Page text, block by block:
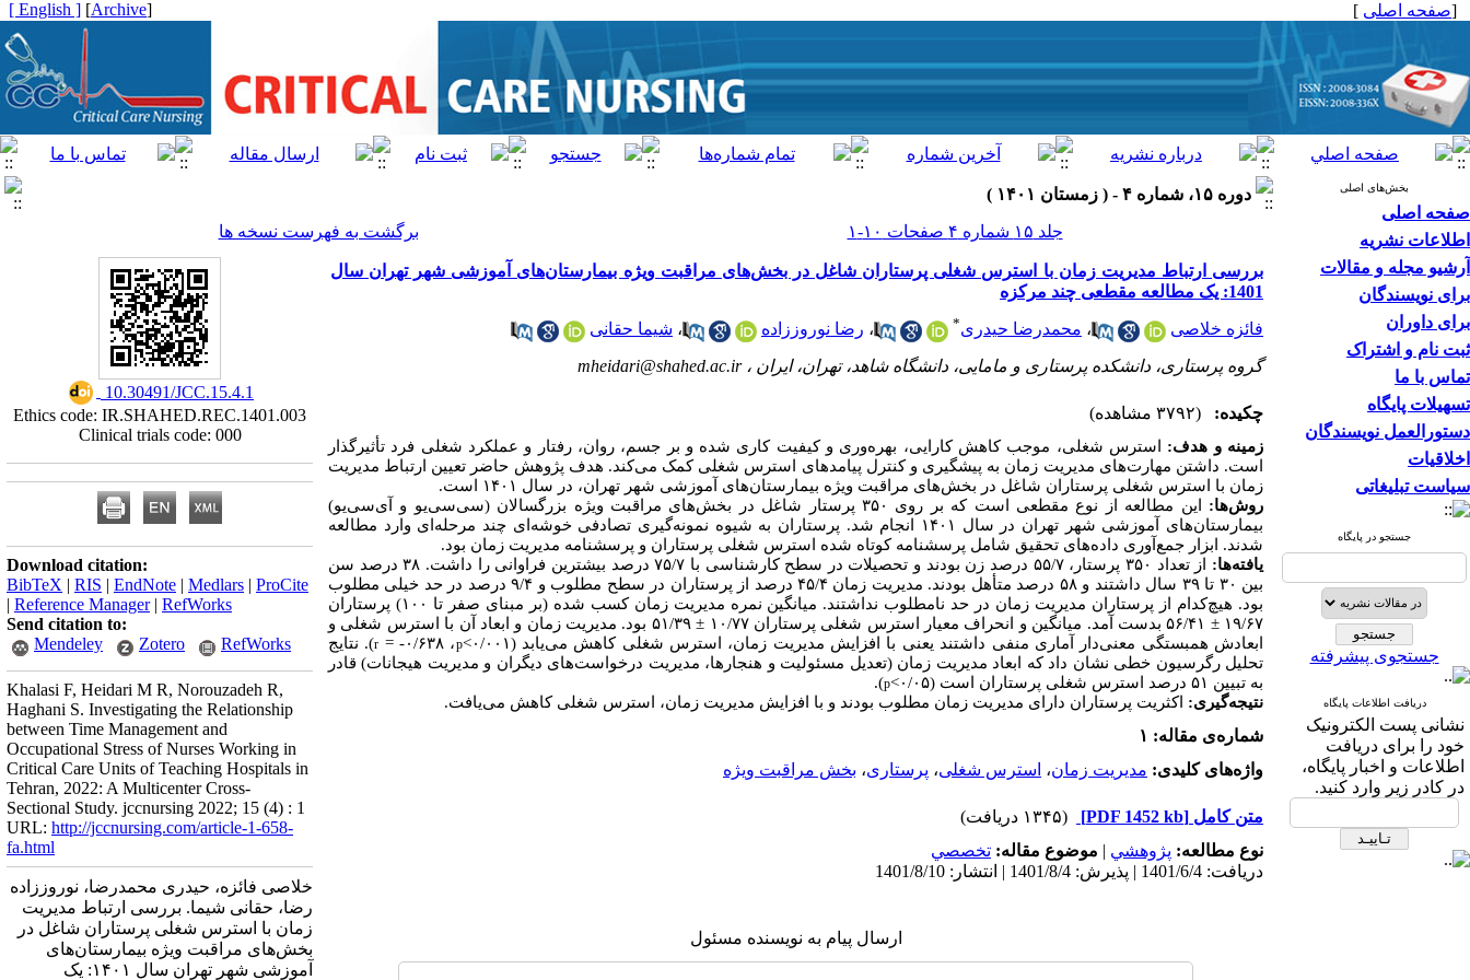
[صفحه اصلی ]
[
Archive
]
[ English ]
بخش‌های اصلی
صفحه اصلی
اطلاعات نشریه
آرشیو مجله و مقالات
برای نویسندگان
برای داوران
ثبت نام و اشتراک
تماس با ما
تسهیلات پایگاه
دستورالعمل نویسندگان
اخلاقیات
سیاست تبلیغاتی
جستجو در پایگاه
جستجوی پیشرفته
دریافت اطلاعات پایگاه
نشانی پست الکترونیک
خود را برای دریافت
اطلاعات و اخبار پایگاه،
در کادر زیر وارد کنید.
دوره ۱۵، شماره ۴ - ( زمستان ۱۴۰۱ )
جلد ۱۵ شماره ۴ صفحات ۱۰-۱
برگشت به فهرست نسخه ها
بررسی ارتباط مدیریت زمان با استرس شغلی پرستاران شاغل در بخش‌های مراقبت ویژه بیمارستان‌های آموزشی شهر تهران سال
1401: یک مطالعه مقطعی چند مرکزه
فائزه خلاصی ، محمدرضا حیدری* ، رضا نوروززاده ، شیما حقانی
گروه پرستاری، دانشکده پرستاری و مامایی، دانشگاه شاهد، تهران، ایران ،mheidari@shahed.ac.ir
چکیده: (۳۷۹۲ مشاهده)
زمینه و هدف:
استرس شغلی، موجب کاهش کارایی، بهره‌وری و کیفیت کاری شده و بر جسم، روان، رفتار و عملکرد شغلی فرد تأثیرگذار
است. داشتن مهارت‌های مدیریت زمان به پیشگیری و کنترل پیامدهای استرس شغلی کمک می‌کند. هدف پژوهش حاضر تعیین ارتباط مدیریت
زمان با استرس شغلی پرستاران شاغل در بخش‌های مراقبت ویژه بیمارستان‌های آموزشی شهر تهران، در سال ۱۴۰۱ است.
روش‌ها:
این مطالعه از نوع مقطعی است که بر روی ۳۵۰ پرستار شاغل در بخش‌های مراقبت ویژه بزرگسالان (سی‌سی‌یو و آی‌سی‌یو)
بیمارستان‌های آموزشی شهر تهران در سال ۱۴۰۱ انجام شد. پرستاران به شیوه نمونه‌گیری تصادفی خوشه‌ای چند مرحله‌ای وارد مطالعه
شدند. ابزار جمع‌آوری داده‌های تحقیق شامل پرسشنامه کوتاه شده استرس شغلی پرستاران و پرسشنامه مدیریت زمان بود.
یافته‌ها:
از تعداد ۳۵۰ پرستار،
۵۵/۷ درصد زن بودند و تحصیلات در سطح کارشناسی با ۷۵/۷ درصد بیشترین فراوانی را داشت. ۳۸ درصد سن
بین ۳۰ تا ۳۹ سال داشتند و ۵۸ درصد متأهل بودند.
مدیریت زمان ۴۵/۴ درصد از پرستاران در سطح مطلوب و ۹/۴ درصد در حد خیلی مطلوب
بود. هیچ‌کدام از پرستاران مدیریت زمان در حد نامطلوب نداشتند. میانگین نمره مدیریت زمان کسب شده(بر مبنای صفر تا ۱۰۰ ) پرستاران
۱۹/۶۷ ± ۵۶/۴۱ بدست آمد. میانگین و انحراف معیار استرس شغلی پرستاران ۱۰/۷۷ ±
۵۱/۳۹ بود. مدیریت زمان و ابعاد آن با استرس شغلی و
ابعادش همبستگی معنی‌دار آماری منفی داشتند یعنی با افزایش مدیریت زمان، استرس شغلی کاهش می‌یابد (۰/۰۰۱>
p، ۰/۶۳۸- =
r). نتایج
تحلیل رگرسیون خطی نشان داد که ابعاد مدیریت زمان (تعدیل مسئولیت و هنجارها، مدیریت درخواست‌های دیگران و مدیریت هیجانات) قادر
به تبیین ۵۱ درصد استرس شغلی پرستاران است (۰/۰۵>
p
).
نتیجه‌گیری: اکثریت پرستاران دارای مدیریت زمان مطلوب بودند و با افزایش مدیریت زمان، استرس شغلی کاهش می‌یافت.
شماره‌ی مقاله: ۱
واژه‌های کلیدی: مدیریت زمان، استرس شغلی، پرستاری، بخش مراقبت ویژه
متن کامل [PDF 1452 kb]
(۱۳۴۵ دریافت)
نوع مطالعه: پژوهشي | موضوع مقاله: تخصصي
دریافت: 1401/6/4 | پذیرش: 1401/8/4 | انتشار: 1401/8/10
ارسال پیام به نویسنده مسئول
‎ 10.30491/JCC.15.4.1
Ethics code: IR.SHAHED.REC.1401.003
Clinical trials code: 000
Download citation:
BibTeX | RIS | EndNote | Medlars | ProCite
| Reference Manager| RefWorks
Send citation to:
Mendeley
Zotero RefWorks
Khalasi F, Heidari M R, Norouzadeh R,
Haghani S. Investigating the Relationship
between Time Management and
Occupational Stress of Nurses Working in
Critical Care Units of Teaching Hospitals in
Tehran, 2022: A Multicenter Cross-
Sectional Study. jccnursing 2022; 15 (4) : 1
URL: http://jccnursing.com/article-1-658-
fa.html
خلاصی فائزه، حیدری محمدرضا، نوروززاده
رضا، حقانی شیما. بررسی ارتباط مدیریت
زمان با استرس شغلی پرستاران شاغل در
بخش‌های مراقبت ویژه بیمارستان‌های
آموزشی شهر تهران سال ۱۴۰۱: یک